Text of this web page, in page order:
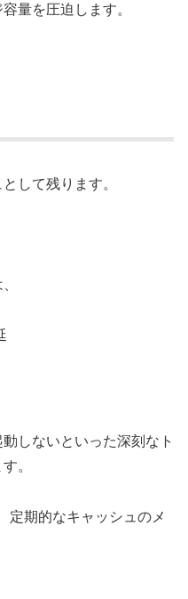
量を圧迫します。
して残ります。
しないといった深刻なト
。
定期的なキャッシュのメ